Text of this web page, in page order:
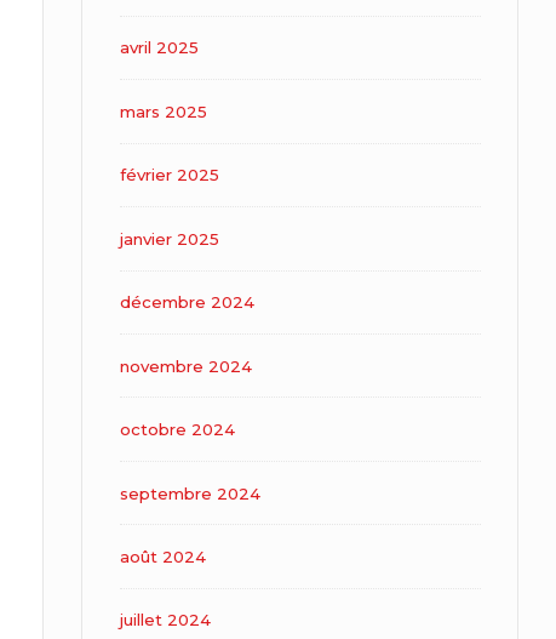
avril 2025
mars 2025
février 2025
janvier 2025
décembre 2024
novembre 2024
octobre 2024
septembre 2024
août 2024
juillet 2024